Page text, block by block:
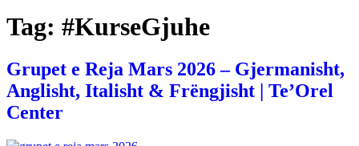
Tag: #KurseGjuhe
Grupet e Reja Mars 2026 – Gjermanisht,
Anglisht, Italisht & Frëngjisht | Te’Orel
Center